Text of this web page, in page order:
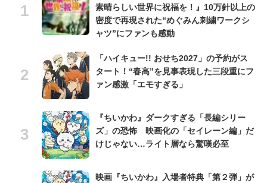
素晴らしい世界に祝福を！』10万針以上の
密度で再現された“めぐみん刺繍ワークシ
ャツ”にファンも感動
「ハイキュー!! おせち2027」の予約がス
タート！“春高”を見事表現した三段重にフ
ァン感激「エモすぎる」
『ちいかわ』ダークすぎる「長編シリー
ズ」の恐怖 映画化の「セイレーン編」だ
けじゃない…ライト層なら驚嘆必至
映画『ちいかわ』入場者特典「第２弾」が